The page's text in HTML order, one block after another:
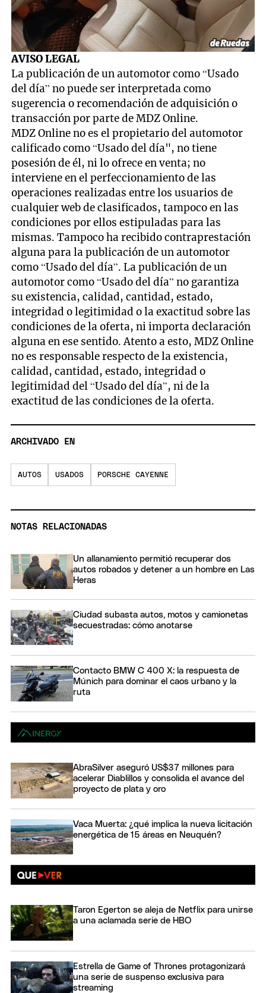
AVISO LEGAL
La publicación de un automotor como “Usado
del día” no puede ser interpretada como
sugerencia o recomendación de adquisición o
transacción por parte de MDZ Online.
MDZ Online no es el propietario del automotor
calificado como “Usado del día", no tiene
posesión de él, ni lo ofrece en venta; no
interviene en el perfeccionamiento de las
operaciones realizadas entre los usuarios de
cualquier web de clasificados, tampoco en las
condiciones por ellos estipuladas para las
mismas. Tampoco ha recibido contraprestación
alguna para la publicación de un automotor
como “Usado del día”. La publicación de un
automotor como “Usado del día” no garantiza
su existencia, calidad, cantidad, estado,
integridad o legitimidad o la exactitud sobre las
condiciones de la oferta, ni importa declaración
alguna en ese sentido. Atento a esto, MDZ Online
no es responsable respecto de la existencia,
calidad, cantidad, estado, integridad o
legitimidad del “Usado del día”, ni de la
exactitud de las condiciones de la oferta.
ARCHIVADO EN
AUTOS USADOS PORSCHE CAYENNE
NOTAS RELACIONADAS
Un allanamiento permitió recuperar dos
autos robados y detener a un hombre en Las
Heras
Ciudad subasta autos, motos y camionetas
secuestradas: cómo anotarse
Contacto BMW C 400 X: la respuesta de
Múnich para dominar el caos urbano y la
ruta
AbraSilver aseguró US$37 millones para
acelerar Diablillos y consolida el avance del
proyecto de plata y oro
Vaca Muerta: ¿qué implica la nueva licitación
energética de 15 áreas en Neuquén?
Taron Egerton se aleja de Netflix para unirse
a una aclamada serie de HBO
Estrella de Game of Thrones protagonizará
una serie de suspenso exclusiva para
streaming